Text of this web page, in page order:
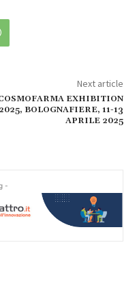
Next article
EXHIBITION
2025, BOLOGNAFIERE, 11-13
APRILE 2025
-